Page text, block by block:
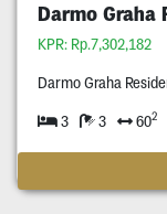
Darmo Graha
KPR: Rp.7,302,182
Darmo Graha
3 3 602